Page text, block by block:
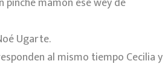
Ugarte.
al mismo tiempo Cecilia y